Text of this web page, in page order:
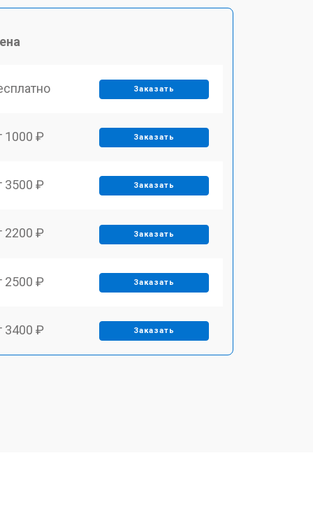
Заказать
1000 ₽ Заказать
3500 ₽ Заказать
2200 ₽ Заказать
2500 ₽ Заказать
3400 ₽ Заказать